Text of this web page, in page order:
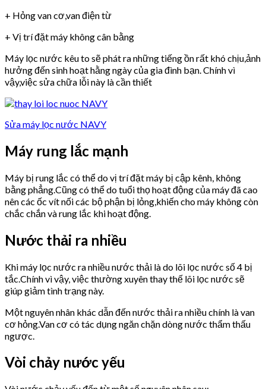
+ Hỏng van cơ,van điện từ
+ Vị trí đặt máy không cân bằng
Máy lọc nước kêu to sẽ phát ra những tiếng ồn rất khó chịu,ảnh
hưởng đến sinh hoạt hằng ngày của gia đình bạn. Chính vì
vậy,việc sửa chữa lỗi này là cần thiết
Sửa máy lọc nước NAVY
Máy rung lắc mạnh
Máy bị rung lắc có thể do vị trí đặt máy bị cập kênh, không
bằng phẳng.Cũng có thể do tuổi thọ hoạt động của máy đã cao
nên các ốc vít nối các bộ phận bị lỏng,khiến cho máy không còn
chắc chắn và rung lắc khi hoạt động.
Nước thải ra nhiều
Khi máy lọc nước ra nhiều nước thải là do lõi lọc nước số 4 bị
tắc.Chính vì vậy, việc thường xuyên thay thế lõi lọc nước sẽ
giúp giảm tình trạng này.
Một nguyên nhân khác dẫn đến nước thải ra nhiều chính là van
cơ hỏng.Van cơ có tác dụng ngăn chặn dòng nước thẩm thấu
ngược.
Vòi chảy nước yếu